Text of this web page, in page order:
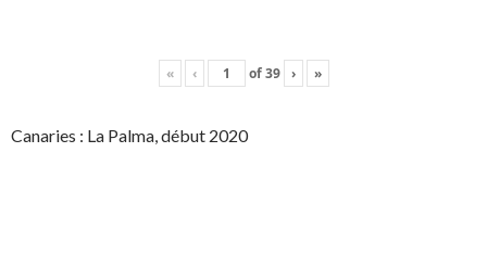
« ‹ of39 › »
Canaries : La Palma, début 2020